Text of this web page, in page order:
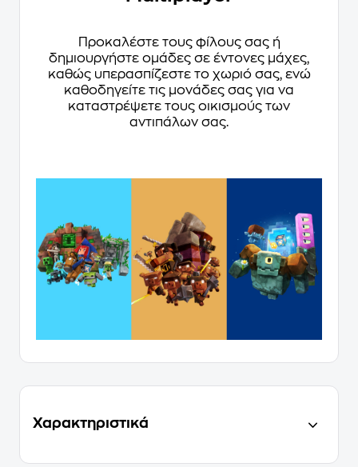
Προκαλέστε τους φίλους σας ή
δημιουργήστε ομάδες σε έντονες μάχες,
καθώς υπερασπίζεστε το χωριό σας, ενώ
καθοδηγείτε τις μονάδες σας για να
καταστρέψετε τους οικισμούς των
αντιπάλων σας.
Χαρακτηριστικά